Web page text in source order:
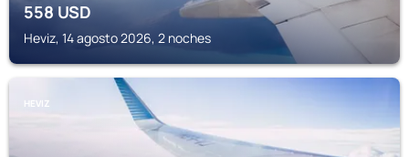
558USD
Heviz, 14 agosto 2026, 2 noches
HEVIZ